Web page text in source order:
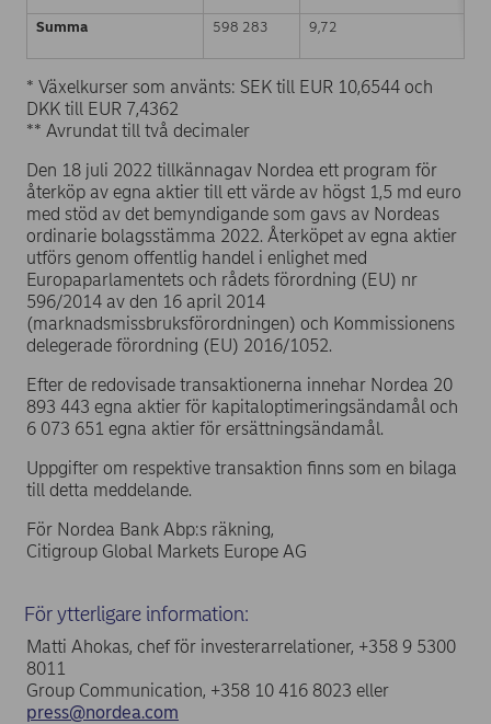
Summa 598 283 9,72
* Växelkurser som använts: SEK till EUR 10,6544 och
DKK till EUR 7,4362
** Avrundat till två decimaler
Den 18 juli 2022 tillkännagav Nordea ett program för
återköp av egna aktier till ett värde av högst 1,5 md euro
med stöd av det bemyndigande som gavs av Nordeas
ordinarie bolagsstämma 2022. Återköpet av egna aktier
utförs genom offentlig handel i enlighet med
Europaparlamentets och rådets förordning (EU) nr
596/2014 av den 16 april 2014
(marknadsmissbruksförordningen) och Kommissionens
delegerade förordning (EU) 2016/1052.
Efter de redovisade transaktionerna innehar Nordea 20
893 443 egna aktier för kapitaloptimeringsändamål och
6 073 651 egna aktier för ersättningsändamål.
Uppgifter om respektive transaktion finns som en bilaga
till detta meddelande.
För Nordea Bank Abp:s räkning,
Citigroup Global Markets Europe AG
För ytterligare information:
Matti Ahokas, chef för investerarrelationer, +358 9 5300
8011
Group Communication, +358 10 416 8023 eller
press@nordea.com